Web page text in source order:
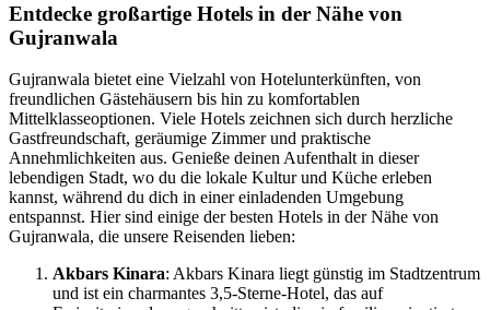
Entdecke großartige Hotels in der Nähe von
Gujranwala
Gujranwala bietet eine Vielzahl von Hotelunterkünften, von
freundlichen Gästehäusern bis hin zu komfortablen
Mittelklasseoptionen. Viele Hotels zeichnen sich durch herzliche
Gastfreundschaft, geräumige Zimmer und praktische
Annehmlichkeiten aus. Genieße deinen Aufenthalt in dieser
lebendigen Stadt, wo du die lokale Kultur und Küche erleben
kannst, während du dich in einer einladenden Umgebung
entspannst. Hier sind einige der besten Hotels in der Nähe von
Gujranwala, die unsere Reisenden lieben:
Akbars Kinara: Akbars Kinara liegt günstig im Stadtzentrum
und ist ein charmantes 3,5-Sterne-Hotel, das auf